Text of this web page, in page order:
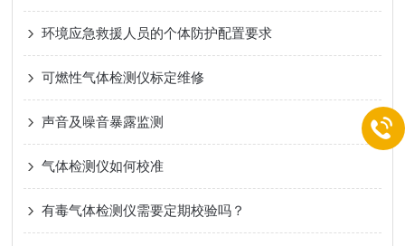
环境应急救援人员的个体防护配置要求
可燃性气体检测仪标定维修
声音及噪音暴露监测
气体检测仪如何校准
有毒气体检测仪需要定期校验吗？